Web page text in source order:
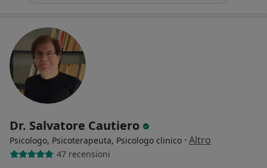
Dr. Salvatore Cautiero
Psicologo, Psicoterapeuta, Psicologo clinico · Altro
47 recensioni